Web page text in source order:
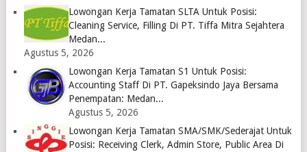
Lowongan Kerja Tamatan SLTA Untuk Posisi:
Cleaning Service, Filling Di PT. Tiffa Mitra Sejahtera
Medan...
Agustus 5, 2026
Lowongan Kerja Tamatan S1 Untuk Posisi:
Accounting Staff Di PT. Gapeksindo Jaya Bersama
Penempatan: Medan...
Agustus 5, 2026
Lowongan Kerja Tamatan SMA/SMK/Sederajat Untuk
Posisi: Receiving Clerk, Admin Store, Public Area Di